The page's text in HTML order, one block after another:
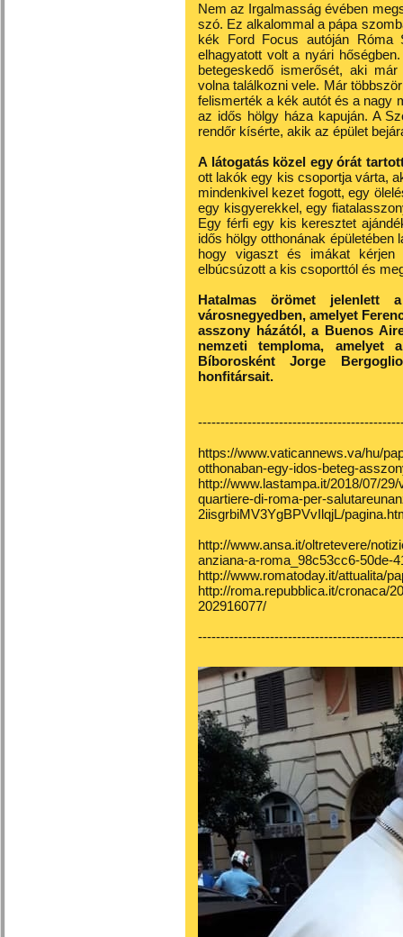
Nem az Irgalmasság évében
szó. Ez alkalommal a pápa
kék Ford Focus autóján Róma
elhagyatott volt a nyári
betegeskedő ismerősét, aki
volna találkozni vele. Már
felismerték a kék autót és a nagy
az idős hölgy háza kapuján. A
rendőr kísérte, akik az épület
A látogatás közel egy órát
ott lakók egy kis csoportja várta,
mindenkivel kezet fogott, egy
egy kisgyerekkel, egy
Egy férfi egy kis keresztet
idős hölgy otthonának épületében
hogy vigaszt és imákat kérjen
elbúcsúzott a kis csoporttól és
Hatalmas örömet jelenlett
városnegyedben, amelyet
asszony házától, a Buenos
nemzeti temploma, amelyet
Bíborosként Jorge
honfitársait.
https://www.vaticannews.va/hu/
otthonaban-egy-idos-beteg-
http://www.lastampa.it/2018/07/
quartiere-di-roma-per-
2iisgrbiMV3YgBPVvIlqjL/
http://www.ansa.it/oltretevere/
anziana-a-roma_98c53cc6-50de-
http://www.romatoday.it/attualita/
http://roma.repubblica.it/cronaca/
202916077/